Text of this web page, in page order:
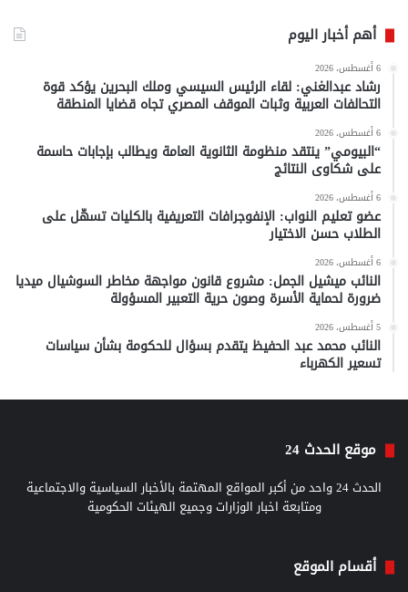
أهم أخبار اليوم
6 أغسطس، 2026
رشاد عبدالغني: لقاء الرئيس السيسي وملك البحرين يؤكد قوة
التحالفات العربية وثبات الموقف المصري تجاه قضايا المنطقة
6 أغسطس، 2026
“البيومي” ينتقد منظومة الثانوية العامة ويطالب بإجابات حاسمة
على شكاوى النتائج
6 أغسطس، 2026
عضو تعليم النواب: الإنفوجرافات التعريفية بالكليات تسهّل على
الطلاب حسن الاختيار
6 أغسطس، 2026
النائب ميشيل الجمل: مشروع قانون مواجهة مخاطر السوشيال ميديا
ضرورة لحماية الأسرة وصون حرية التعبير المسؤولة
5 أغسطس، 2026
النائب محمد عبد الحفيظ يتقدم بسؤال للحكومة بشأن سياسات
تسعير الكهرباء
موقع الحدث 24
الحدث 24 واحد من أكبر المواقع المهتمة بالأخبار السياسية والاجتماعية
ومتابعة اخبار الوزارات وجميع الهيئات الحكومية
أقسام الموقع